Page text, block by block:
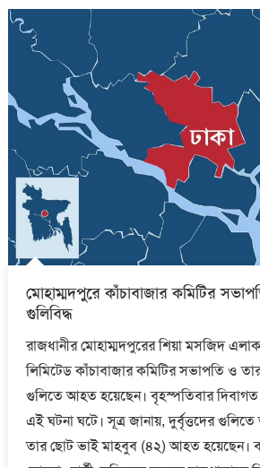
মোহাম্মদপুরে কাঁচাবাজার কমিটির
গুলিবিদ্ধ
রাজধানীর মোহাম্মদপুরের শিয়া মসজিদ
লিমিটেড কাঁচাবাজার কমিটির সভাপতি ও
গুলিতে আহত হয়েছেন। বৃহস্পতিবার দিবাগত
এই ঘটনা ঘটে। সূত্র জানায়, দুর্বৃত্তদের
তার ছোট ভাই মাহবুব (৪২) আহত হয়েছেন।